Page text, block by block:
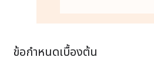
ข้อกำหนดเบื้องต้น